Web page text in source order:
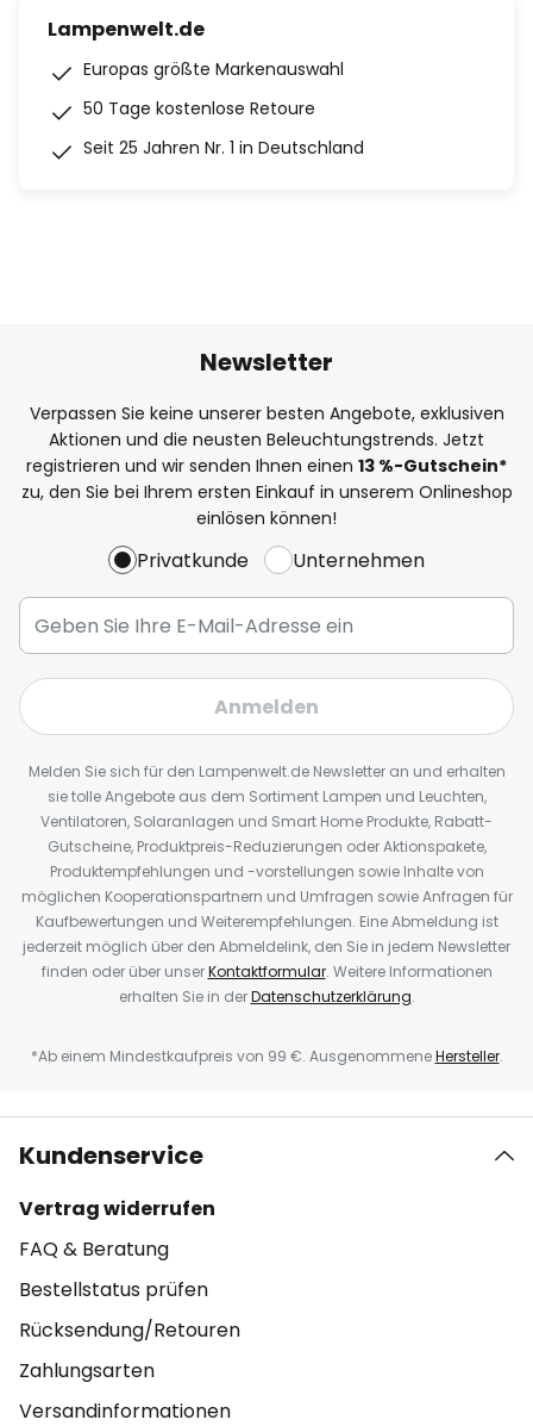
Lampenwelt.de
Europas größte Markenauswahl
50 Tage kostenlose Retoure
Seit 25 Jahren Nr. 1 in Deutschland
Newsletter
Verpassen Sie keine unserer besten Angebote, exklusiven
Aktionen und die neusten Beleuchtungstrends. Jetzt
registrieren und wir senden Ihnen einen 13 %-Gutschein*
zu, den Sie bei Ihrem ersten Einkauf in unserem Onlineshop
einlösen können!
Privatkunde Unternehmen
Anmelden
Melden Sie sich für den Lampenwelt.de Newsletter an und erhalten
sie tolle Angebote aus dem Sortiment Lampen und Leuchten,
Ventilatoren, Solaranlagen und Smart Home Produkte, Rabatt-
Gutscheine, Produktpreis-Reduzierungen oder Aktionspakete,
Produktempfehlungen und -vorstellungen sowie Inhalte von
möglichen Kooperationspartnern und Umfragen sowie Anfragen für
Kaufbewertungen und Weiterempfehlungen. Eine Abmeldung ist
jederzeit möglich über den Abmeldelink, den Sie in jedem Newsletter
finden oder über unserKontaktformular. Weitere Informationen
erhalten Sie in derDatenschutzerklärung.
*Ab einem Mindestkaufpreis von 99 €. AusgenommeneHersteller.
Kundenservice
Vertrag widerrufen
FAQ & Beratung
Bestellstatus prüfen
Rücksendung/Retouren
Zahlungsarten
Versandinformationen